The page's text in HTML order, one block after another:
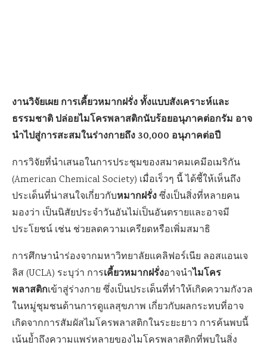
งานวิจัยเผย การเคี้ยวหมากฝรั่ง ทั้งแบบสังเคราะห์และ
ธรรมชาติ ปล่อยไมโครพลาสติกนับร้อยอนุภาคต่อกรัม อาจ
นำไปสู่การสะสมในร่างกายถึง 30,000 อนุภาคต่อปี
การวิจัยที่นำเสนอในการประชุมของสมาคมเคมีอเมริกัน
(American Chemical Society) เมื่อเร็วๆ นี้ ได้ชี้ให้เห็นถึง
ประเด็นที่น่าสนใจเกี่ยวกับหมากฝรั่งซึ่งเป็นสิ่งที่หลายคน
มองว่า เป็นนิสัยประจำวันอันไม่เป็นอันตรายและอาจมี
ประโยชน์ เช่น ช่วยลดความเครียดหรือเพิ่มสมาธิ
การศึกษานำร่องจากมหาวิทยาลัยแคลิฟอร์เนีย ลอสแอนเจ
ลิส (UCLA) ระบุว่า การเคี้ยวหมากฝรั่งอาจนำไมโคร
พลาสติกเข้าสู่ร่างกาย ซึ่งเป็นประเด็นที่ทำให้เกิดความกังวล
ในหมู่ชุมชนด้านการดูแลสุขภาพ เกี่ยวกับผลกระทบที่อาจ
เกิดจากการสัมผัสไมโครพลาสติกในระยะยาว การค้นพบนี้
เน้นย้ำถึงความแพร่หลายของไมโครพลาสติกที่พบในสิ่ง